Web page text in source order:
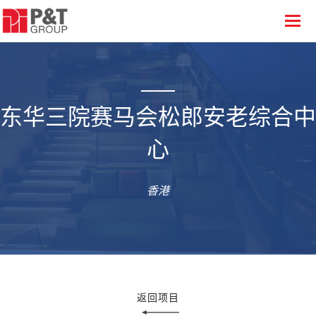
东华三院赛马会松郎安老综合中
心
香港
返回项目